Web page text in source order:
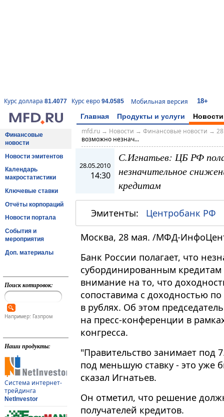
Курс доллара 81.4077 Курс евро 94.0585 Мобильная версия 18+
Главная Продукты и услуги Новости
Финансовые
новости
Новости эмитентов
Календарь
макростатистики
Ключевые ставки
Отчёты корпораций
Новости портала
События и
мероприятия
Доп. материалы
Поиск котировок:
Например: Газпром
Наши продукты:
Система интернет-
трейдинга
NetInvestor
mfd.ru→ Новости → Финансовые новости →
возможно незнач...
28.05.2010
14:30
С.Игнатьев: ЦБ РФ
незначительное
кредитам
Эмитенты: Центробанк РФ
Москва, 28 мая. /МФД-
Банк России полагает, что
субординированным
внимание на то, что
сопоставима с доходностью
в рублях. Об этом
на пресс-конференции в
конгресса.
"Правительство занимает под
под меньшую ставку - это уже
сказал Игнатьев.
Он отметил, что решение
получателей кредитов.